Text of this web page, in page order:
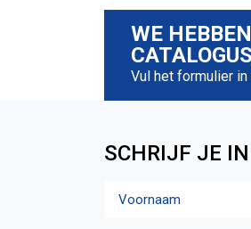
WE
Vul het formulier
SCHRIJF JE